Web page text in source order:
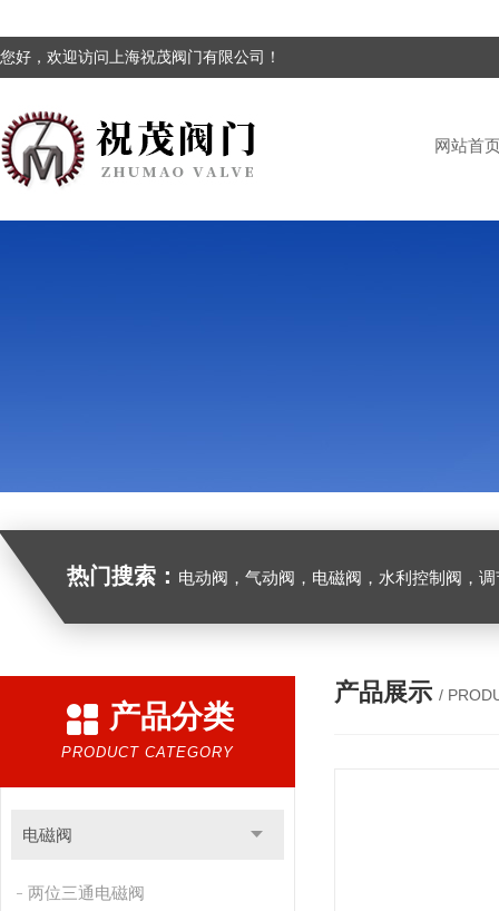
您好，欢迎访问上海祝茂阀门有限公司！
网站首
热门搜索： 电动阀，气动阀，电磁阀，水利控制阀，调节
产品分类
PRODUCT CATEGORY
电磁阀
两位三通电磁阀
产品展示 /